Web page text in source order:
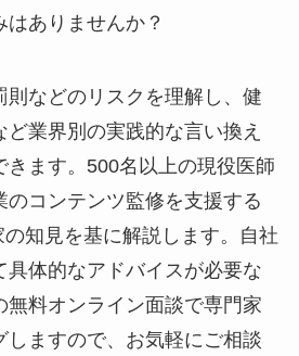
はありませんか？
則などのリスクを理解し、健
業界別の実践的な言い換え
きます。500名以上の現役医師
のコンテンツ監修を支援する
知見を基に解説します。自社
具体的なアドバイスが必要な
無料オンライン面談で専門家
しますので、お気軽にご相談